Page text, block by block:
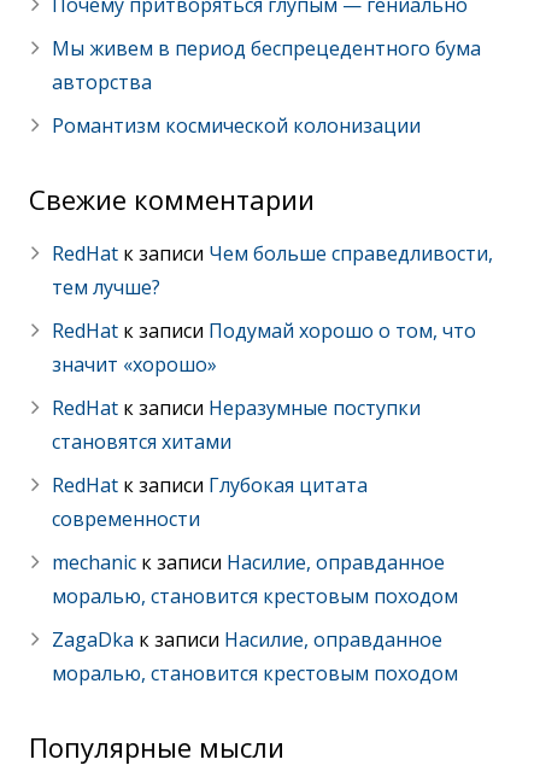
Мы живем в период беспрецедентного бума
авторства
Романтизм космической колонизации
Свежие комментарии
RedHat к записи Чем больше справедливости,
тем лучше?
RedHat к записи Подумай хорошо о том, что
значит «хорошо»
RedHat к записи Неразумные поступки
становятся хитами
RedHat к записи Глубокая цитата
современности
mechanic к записи Насилие, оправданное
моралью, становится крестовым походом
ZagaDka к записи Насилие, оправданное
моралью, становится крестовым походом
Популярные мысли